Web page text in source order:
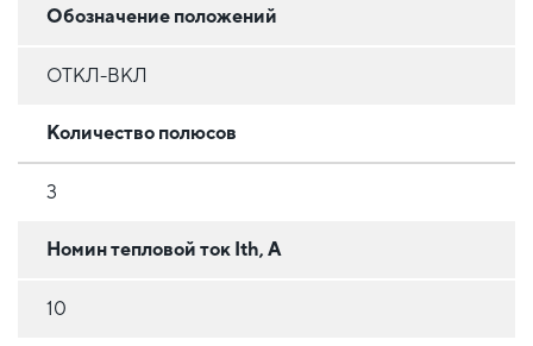
Обозначение положений
ОТКЛ-ВКЛ
Количество полюсов
3
Номин тепловой ток Ith, А
10